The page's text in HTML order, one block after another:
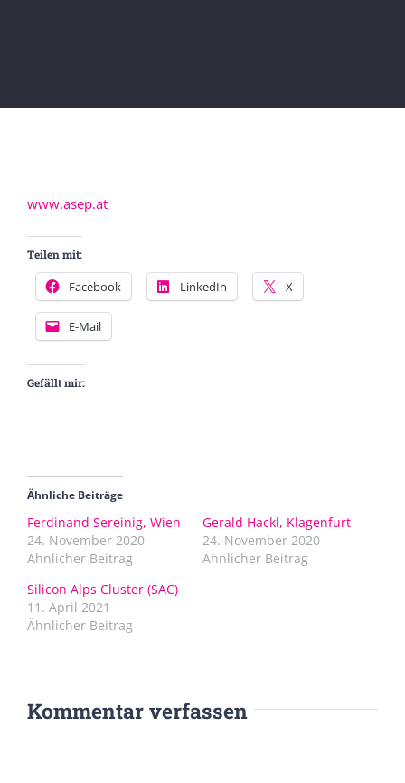
www.asep.at
Teilen mit:
Facebook LinkedIn X
E-Mail
Gefällt mir:
Ähnliche Beiträge
Ferdinand Sereinig, Wien
24. November 2020
Ähnlicher Beitrag
Gerald Hackl, Klagenfurt
24. November 2020
Ähnlicher Beitrag
Silicon Alps Cluster (SAC)
11. April 2021
Ähnlicher Beitrag
Kommentar verfassen